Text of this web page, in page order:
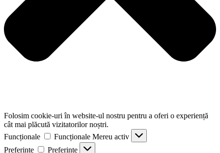
Folosim cookie-uri în website-ul nostru pentru a oferi o experiență
cât mai plăcută vizitatorilor noștri.
Funcționale
Funcționale Mereu activ
Preferințe
Preferințe